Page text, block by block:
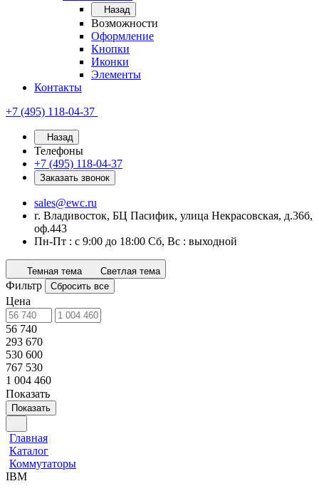
Назад
Возможности
Оформление
Кнопки
Иконки
Элементы
Контакты
+7 (495) 118-04-37
Назад
Телефоны
+7 (495) 118-04-37
Заказать звонок
sales@ewc.ru
г. Владивосток, БЦ Пасифик, улица Некрасовская, д.36б,
оф.443
Пн-Пт : с 9:00 до 18:00 Сб, Вс : выходной
Темная тема Светлая тема
Фильтр Сбросить все
Цена
56 740
293 670
530 600
767 530
1 004 460
Показать
Показать
Главная
Каталог
Коммутаторы
IBM